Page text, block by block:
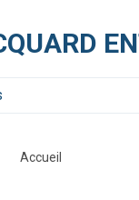
Accueil